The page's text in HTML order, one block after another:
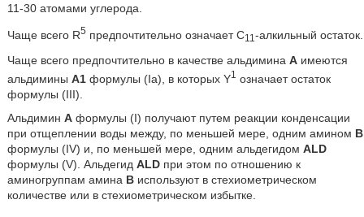
11-30 атомами углерода.
Чаще всего R5 предпочтительно означает С11 -алкильный остаток.
Чаще всего предпочтительно в качестве альдимина Аимеются
альдимины А1формулы (Ia), в которых Y1
означает остаток
формулы (III).
Альдимин Аформулы (I) получают путем реакции конденсации
при отщеплении воды между, по меньшей мере, одним амином В
формулы (IV) и, по меньшей мере, одним альдегидом ALD
формулы (V). Альдегид ALDпри этом по отношению к
аминогруппам амина Виспользуют в стехиометрическом
количестве или в стехиометрическом избытке.